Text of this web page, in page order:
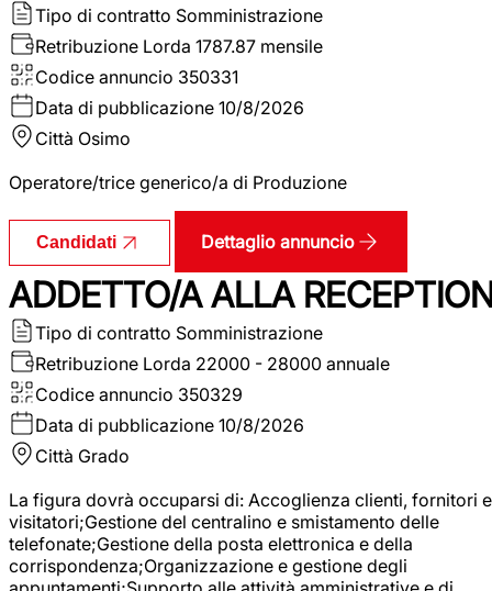
Tipo di contratto Somministrazione
Retribuzione Lorda 1787.87 mensile
Codice annuncio 350331
Data di pubblicazione 10/8/2026
Città Osimo
Operatore/trice generico/a di Produzione
Candidati Dettaglio annuncio
ADDETTO/A ALLA
Tipo di contratto Somministrazione
Retribuzione Lorda 22000 - 28000 annuale
Codice annuncio 350329
Data di pubblicazione 10/8/2026
Città Grado
La figura dovrà occuparsi di: Accoglienza clienti, fornitori e
visitatori;Gestione del centralino e smistamento delle
telefonate;Gestione della posta elettronica e della
corrispondenza;Organizzazione e gestione degli